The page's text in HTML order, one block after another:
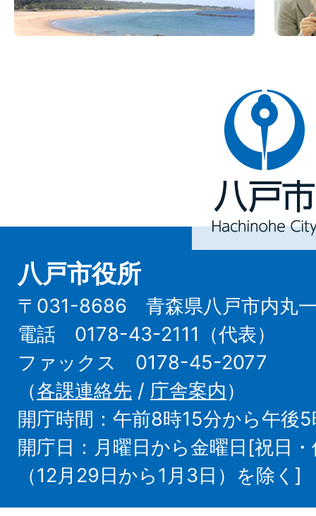
八
戸
Hachinohe
City
八戸市役所
〒031-8686 青森県八戸市内丸一
電話 0178-43-2111（代表）
ファックス 0178-45-2077
（各課連絡先 / 庁舎案内）
開庁時間：午前8時15分から午後
開庁日：月曜日から金曜日[祝日
（12月29日から1月3日）を除く]